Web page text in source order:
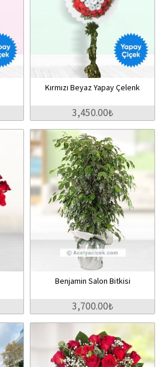
Kırmızı Beyaz Yapay Çelenk
3,450.00₺
Benjamin Salon Bitkisi
3,700.00₺